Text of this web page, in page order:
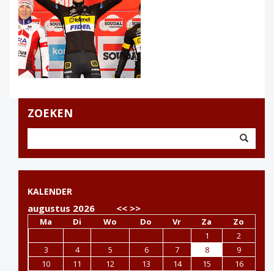
ZOEKEN
KALENDER
augustus 2026 << >>
Ma Di Wo Do Vr Za
Zo
1
2
3
4 5 6 7 8
9
10
11 12 13 14 15
16